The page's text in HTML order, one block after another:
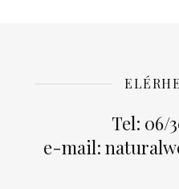
Tel: 06/
e-mail: